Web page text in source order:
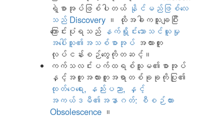
ရဲ့စာအုပ်ဖြစ်ပါတယ် နိုင်မည်ဖြစ်လေ
သည် Discovery ။ ထိုအခါကသူချပြီး
ကြောင်းပုံရသည် နက်ရှိုင်းသောသင်ယူမှု
အပေါ်သူ၏အသစ်စာအုပ် အလားတူ
လုပ်ငန်းစဉ်တွေကိုတဆင့်။
ကက်သလင်းပက်ထရစ်သူမ၏စာအုပ်
နှင့်အတူအလားတူအရာတစ်ခုခုကိုပြု၏
ထုတ်ဝေရေး, နည်းပညာ, နှင့်
အကယ်ဒမီ၏အနာဂတ်: စီစဉ်ထား
Obsolescence ။